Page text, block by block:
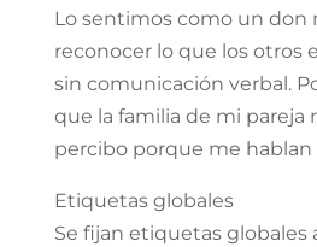
Lo sentimos como un don
reconocer lo que los otros
sin comunicación verbal.
que la familia de mi pareja
percibo porque me hablan
Etiquetas globales
Se fijan etiquetas globales